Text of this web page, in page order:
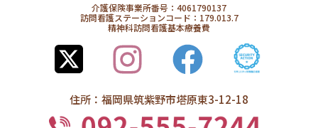
介護保険事業所番号：4061790137
訪問看護ステーションコード：179.013.7
精神科訪問看護基本療養費
住所：福岡県筑紫野市塔原東3-12-18